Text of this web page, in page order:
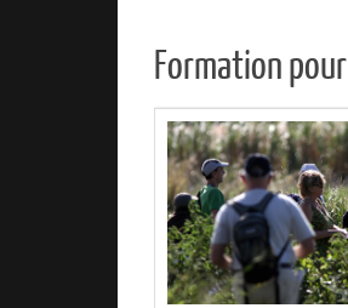
Formation